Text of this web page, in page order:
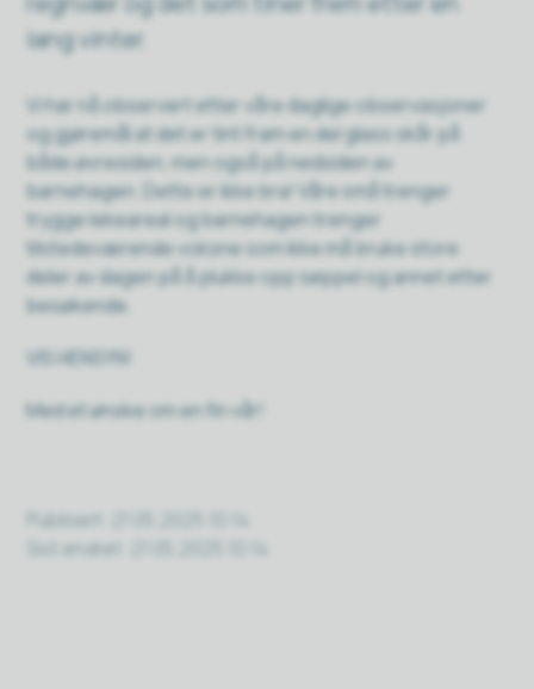
lang vinter.
Vi har nå observert etter våre daglige observasjoner
og gjøremål at det er tint fram en del glass skår på
både øvresiden, men også på nedsiden av
barnehagen. Dette er ikke bra! Våre små trenger
trygge lekeareal og barnehagen trenger
tilstedeværende voksne som ikke må bruke store
deler av dagen på å plukke opp søppel og annet etter
besøkende.
VIS HENSYN!
Med et ønske om en fin vår!
Publisert
Sist endret